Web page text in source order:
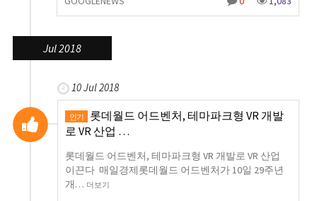
Jul 2018
10 Jul 2018
인기
롯데월드 어드벤처, 테마파크형 VR 개발
로 VR 산업 …
롯데월드 어드벤처, 테마파크형 VR 개발로 VR 산업
이끈다 매일경제롯데월드 어드벤처가 10일 29주년
개… 더보기